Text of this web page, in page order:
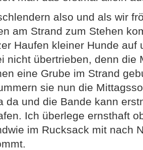
Haufen kleiner Hunde auf
nicht übertrieben, denn die
eine Grube im Strand
sie nun die
da und die Bande kann
Ich überlege ernsthaft
im Rucksack mit nach